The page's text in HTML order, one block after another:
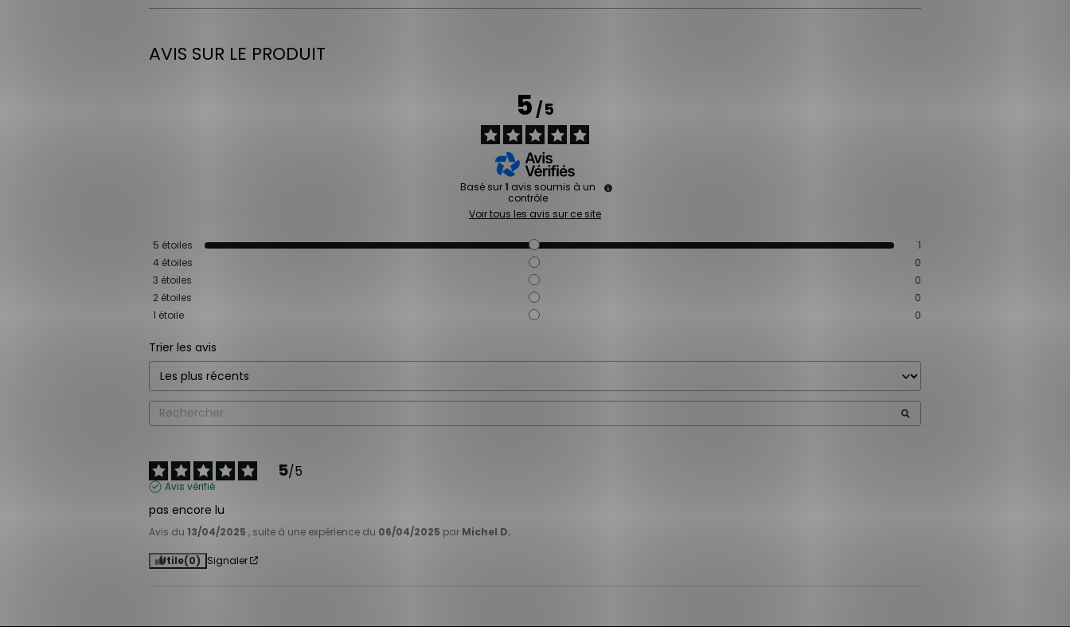
AVIS SUR LE PRODUIT
5/5
Basé sur 1 avis soumis à un
contrôle
Voir tous les avis sur ce site
5 étoiles
1
4 étoiles
0
3 étoiles
0
2 étoiles
0
1 étoile 0
Trier les avis
5/5
Avis vérifié
pas encore lu
Avis du 13/04/2025 , suite à une expérience du 06/04/2025 par Michel D.
Utile(0) Signaler